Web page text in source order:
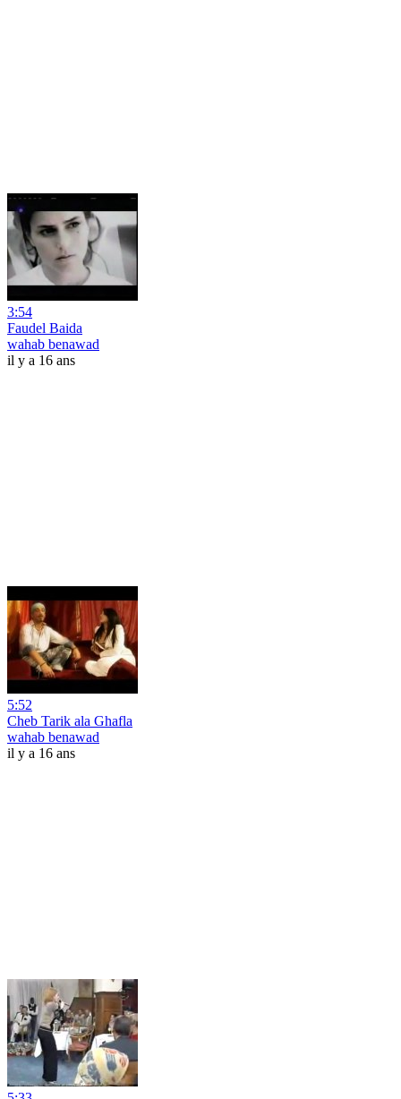
3:54
Faudel Baida
wahab benawad
il y a 16 ans
5:52
Cheb Tarik ala Ghafla
wahab benawad
il y a 16 ans